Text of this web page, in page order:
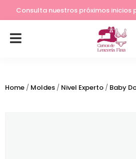
Consulta nuestros próximos inicios
Lleva tu costura a
Home / Moldes / Nivel Experto / Baby